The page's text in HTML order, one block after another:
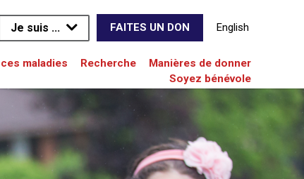
Je suis ... FAITES UN DON English
maladies Recherche
Manières de donner
Soyez bénévole